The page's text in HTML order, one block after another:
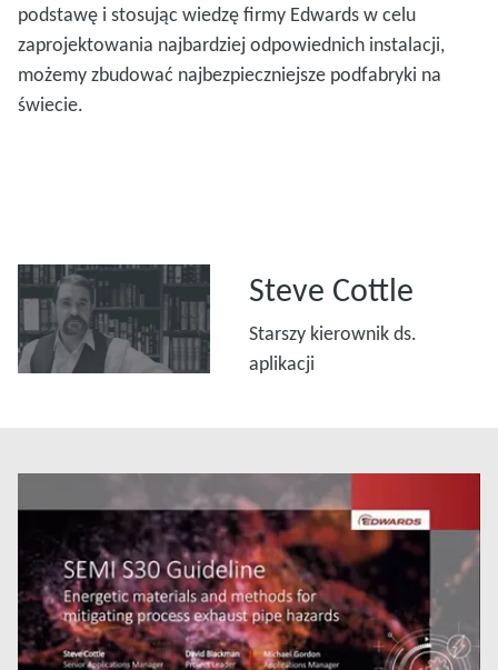
podstawę i stosując wiedzę firmy Edwards w celu
zaprojektowania najbardziej odpowiednich instalacji,
możemy zbudować najbezpieczniejsze podfabryki na
świecie.
Steve Cottle
Starszy kierownik ds.
aplikacji